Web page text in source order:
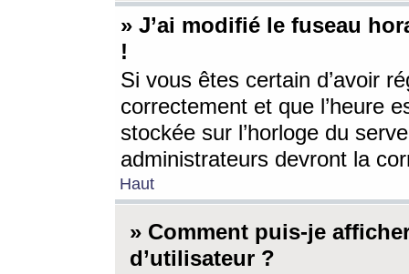
» J’ai modifié le fuseau
!
Si vous êtes certain d’avoir
correctement et que l’heure
stockée sur l’horloge du
administrateurs devront la
Haut
» Comment puis-je
d’utilisateur ?